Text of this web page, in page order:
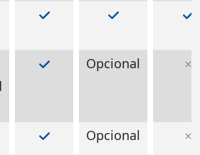
Opcional
Opcional